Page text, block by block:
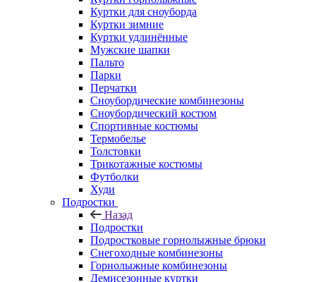
Куртки для сноуборда
Куртки зимние
Куртки удлинённые
Мужские шапки
Пальто
Парки
Перчатки
Сноубордические комбинезоны
Сноубордический костюм
Спортивные костюмы
Термобелье
Толстовки
Трикотажные костюмы
Футболки
Худи
Подростки
Назад
Подростки
Подростковые горнолыжные брюки
Снегоходные комбинезоны
Горнолыжные комбинезоны
Демисезонные куртки